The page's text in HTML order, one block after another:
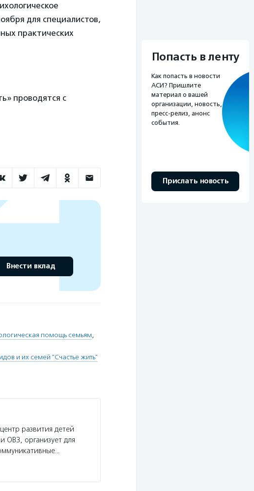
для специалистов,
практических
проводятся с
Внести вклад
помощь семьям,
и их семей "Счастье жить"
развития детей
ОВЗ, организует для
Попасть в ленту
Как попасть в новости
АСИ? Пришлите
материал о вашей
организации, новость,
пресс-релиз, анонс
события.
Прислать новость